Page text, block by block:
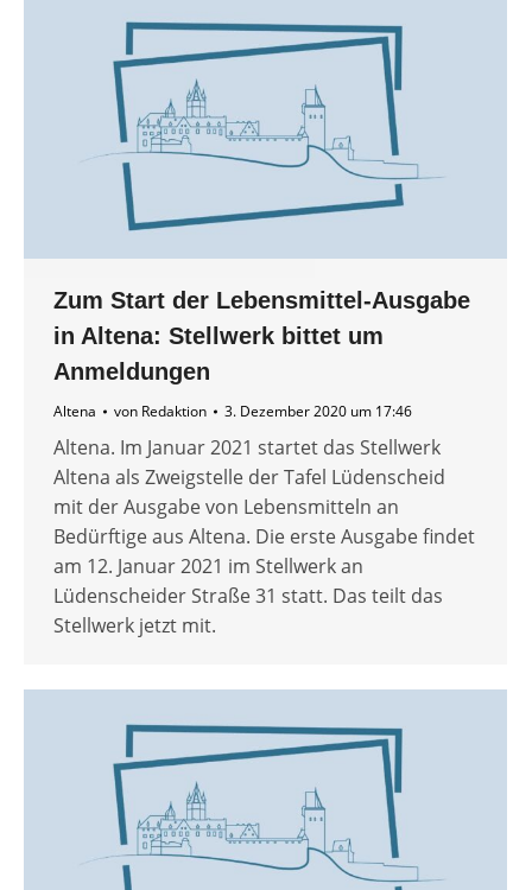
Zum Start der Lebensmittel-Ausgabe
in Altena: Stellwerk bittet um
Anmeldungen
Altena von Redaktion 3. Dezember 2020 um 17:46
Altena. Im Januar 2021 startet das Stellwerk
Altena als Zweigstelle der Tafel Lüdenscheid
mit der Ausgabe von Lebensmitteln an
Bedürftige aus Altena. Die erste Ausgabe findet
am 12. Januar 2021 im Stellwerk an
Lüdenscheider Straße 31 statt. Das teilt das
Stellwerk jetzt mit.